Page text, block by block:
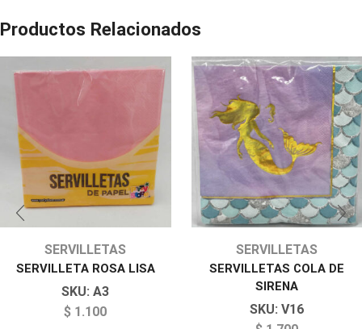
Productos Relacionados
SERVILLETAS
SERVILLETA ROSA LISA
SKU:A3
$ 1.100
SERVILLETAS
SERVILLETAS COLA DE
SIRENA
SKU: V16